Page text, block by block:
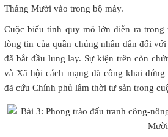
Tháng Mười vào trong bộ máy.
Cuộc biểu tình quy mô lớn diễn ra trong
lòng tin của quần chúng nhân dân đối
đã bắt đầu lung lay. Sự kiện trên còn
và Xã hội cách mạng đã công khai
đã cứu Chính phủ lâm thời tư sản trong